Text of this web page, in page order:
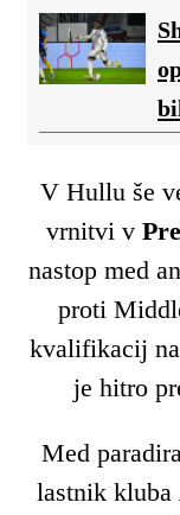
V Hullu še
vrnitvi v
nastop med
proti
kvalifikacij na
je hitro
Med
lastnik kluba